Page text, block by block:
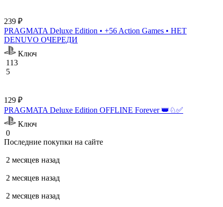
239 ₽
PRAGMATA Deluxe Edition • +56 Action Games • НЕТ
DENUVO ОЧЕРЕДИ
Ключ
113
5
129 ₽
PRAGMATA Deluxe Edition OFFLINE Forever 👑♘✅
Ключ
0
Последние покупки на сайте
2 месяцев назад
2 месяцев назад
2 месяцев назад